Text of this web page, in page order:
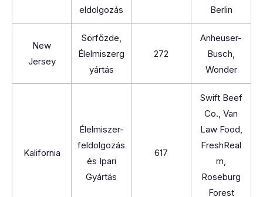
eldolgozás
Berlin
New
Jersey
Sörfőzde,
Élelmiszerg
yártás
272
Anheuser-
Busch,
Wonder
Kalifornia
Élelmiszer-
feldolgozás
és Ipari
Gyártás
617
Swift Beef
Co., Van
Law Food,
FreshReal
m,
Roseburg
Forest